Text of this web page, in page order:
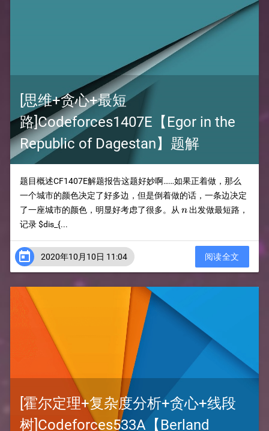
[思维+贪心+最短
路]Codeforces1407E【Egor in the
Republic of Dagestan】题解
题目概述CF1407E解题报告这题好妙啊……如果正着做，那么
一个城市的颜色决定了好多边，但是倒着做的话，一条边决定
了一座城市的颜色，明显好考虑了很多。从 n
n出发做最短路，
记录$dis_{...
 2020年10月10日 11:04 阅读全文
[霍尔定理+复杂度分析+贪心+线段
树]Codeforces533A【Berland